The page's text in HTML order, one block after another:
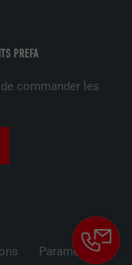
PREFA
commander les
Paramètres
l'utilisateur sur
préférences de
réseau social
l'utilisation de